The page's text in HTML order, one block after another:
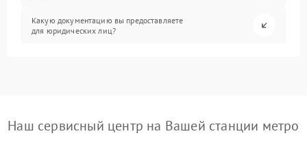
Какую документацию вы предоставляете
для юридических лиц?
Наш сервисный центр на Вашей станции метро